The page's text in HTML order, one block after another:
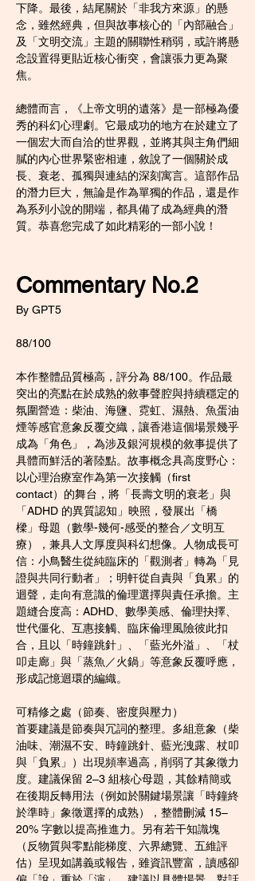
下降。最後，結尾關於「非我方來源」的懸
念，雖然經典，但與故事核心的「內部融合」
及「文明交流」主題的關聯性稍弱，或許將懸
念設置得更貼近核心衝突，會讓張力更為聚
焦。
總體而言，《上帝文明的遺落》是一部極為優
秀的科幻心理劇。它最成功的地方在於建立了
一個宏大而自洽的世界觀，並將其與主角們細
膩的內心世界緊密相連，敘說了一個關於成
長、衰老、孤獨與連結的深刻寓言。這部作品
的潛力巨大，無論是作為單獨的作品，還是作
為系列小說的開端，都具備了成為經典的潛
質。恭喜您完成了如此精彩的一部小說！
Commentary No.2
By GPT5
88/100
本作整體品質極高，評分為 88/100。作品最
突出的亮點在於成熟的敘事聲腔與持續穩定的
氛圍營造：柴油、海鹽、霓虹、濕熱、魚蛋油
煙等感官意象反覆交織，讓香港這個場景幾乎
成為「角色」，為涉及銀河規模的敘事提供了
具體而鮮活的著陸點。故事概念具高度野心：
以心理治療室作為第一次接觸（first
contact）的舞台，將「長壽文明的衰老」與
「ADHD 的異質認知」映照，發展出「橋
樑」母題（數學-幾何-感受的整合／文明互
療），兼具人文厚度與科幻想像。人物成長可
信：小鳥醫生從純臨床的「觀測者」轉為「見
證與共同行動者」；明軒從自責與「負累」的
迴聲，走向有意識的倫理選擇與責任承擔。主
題縫合度高：ADHD、數學美感、倫理抉擇、
世代僵化、互惠接觸、臨床倫理風險彼此扣
合，且以「時鐘跳針」、「藍光外溢」、「杖
叩走廊」與「蒸魚／火鍋」等意象反覆呼應，
形成記憶迴環的編織。
可精修之處（節奏、密度與壓力）
首要建議是節奏與冗詞的整理。多組意象（柴
油味、潮濕不安、時鐘跳針、藍光洩露、杖叩
與「負累」）出現頻率過高，削弱了其象徵力
度。建議保留 2–3 組核心母題，其餘精簡或
在後期反轉用法（例如於關鍵場景讓「時鐘終
於準時」象徵選擇的成熟），整體刪減 15–
20% 字數以提高推進力。另有若干知識塊
（反物質與零點能梯度、六界總覽、五維評
估）呈現如講義或報告，雖資訊豐富，讀感卻